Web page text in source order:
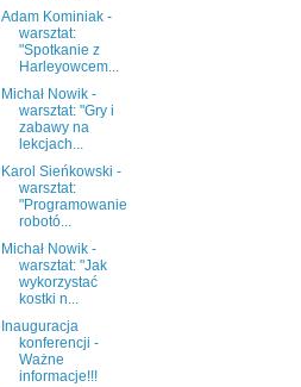
Adam Kominiak -
warsztat:
"Spotkanie z
Harleyowcem...
Michał Nowik -
warsztat: "Gry i
zabawy na
lekcjach...
Karol Sieńkowski -
warsztat:
"Programowanie
robotó...
Michał Nowik -
warsztat: "Jak
wykorzystać
kostki n...
Inauguracja
konferencji -
Ważne
informacje!!!